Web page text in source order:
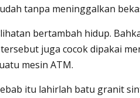
tanpa meninggalkan
bertambah hidup.
juga cocok dipakai
mesin ATM.
itu lahirlah batu granit